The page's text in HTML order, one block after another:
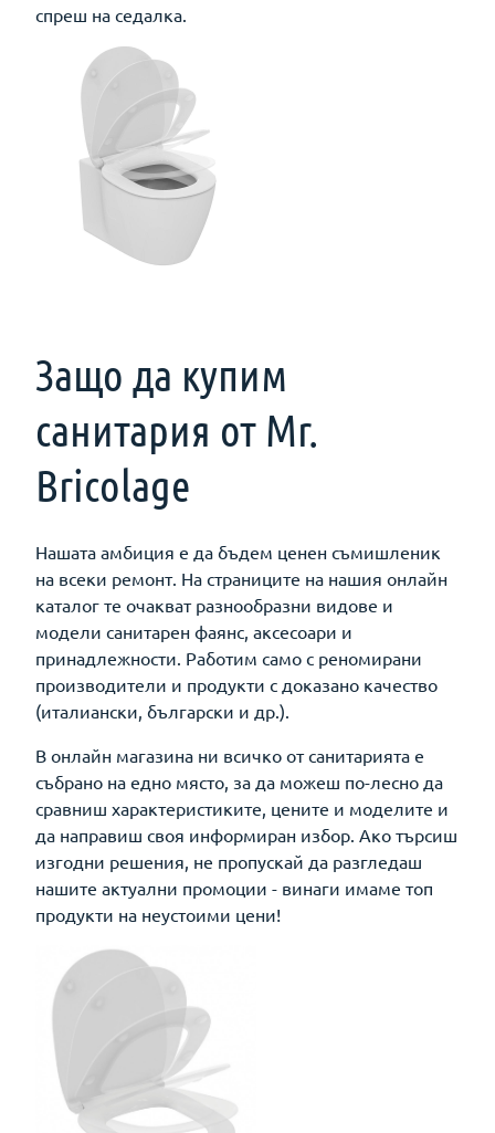
спреш на седалка.
Защо да купим
санитария от Mr.
Bricolage
Нашата амбиция е да бъдем ценен съмишленик
на всеки ремонт. На страниците на нашия онлайн
каталог те очакват разнообразни видове и
модели санитарен фаянс, аксесоари и
принадлежности. Работим само с реномирани
производители и продукти с доказано качество
(италиански, български и др.).
В онлайн магазина ни всичко от санитарията е
събрано на едно място, за да можеш по-лесно да
сравниш характеристиките, цените и моделите и
да направиш своя информиран избор. Ако търсиш
изгодни решения, не пропускай да разгледаш
нашите актуални промоции - винаги имаме топ
продукти на неустоими цени!